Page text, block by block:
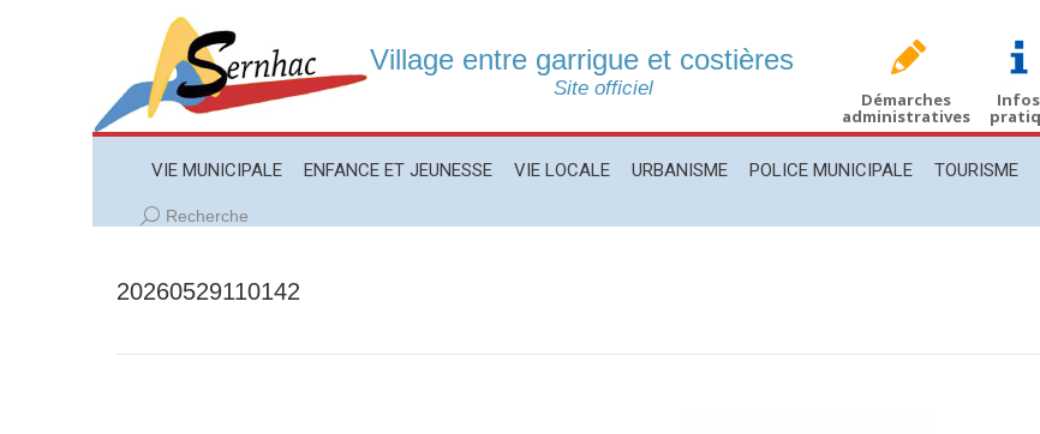
Village entre garrigue et costières
Site officiel Démarches
administratives
Infos
VIE MUNICIPALE ENFANCE ET JEUNESSE VIE LOCALE URBANISME POLICE MUNICIPALE TOURISME
Recherche
Recherche
20260529110142
VIE MUNICIPALE ENFANCE ET JEUNESSE VIE LOCALE URBANISME POLICE MUNICIPALE TOURISME